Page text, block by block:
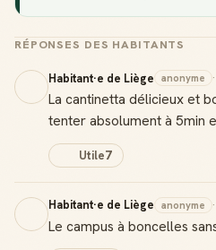
RÉPONSES DES HABITANTS
Habitant·e de Liège anonyme
La cantinetta délicieux et
tenter absolument à 5min
Utile7
Habitant·e de Liège anonyme
Le campus à boncelles